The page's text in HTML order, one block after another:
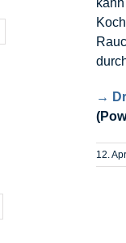
→
12.